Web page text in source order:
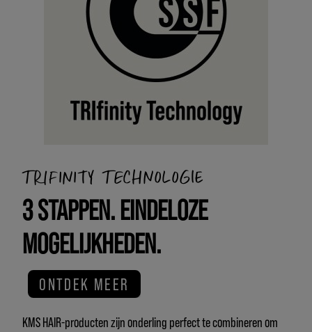
TRIFINITY TECHNOLOGIE
3 STAPPEN. EINDELOZE
MOGELIJKHEDEN.
ONTDEK MEER
KMS HAIR-producten zijn onderling perfect te combineren om